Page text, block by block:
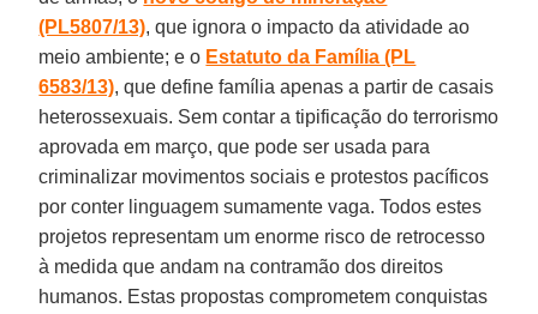
(PL5807/13), que ignora o impacto da atividade ao
meio ambiente; e o Estatuto da Família (PL
6583/13), que define família apenas a partir de casais
heterossexuais. Sem contar a tipificação do terrorismo
aprovada em março, que pode ser usada para
criminalizar movimentos sociais e protestos pacíficos
por conter linguagem sumamente vaga. Todos estes
projetos representam um enorme risco de retrocesso
à medida que andam na contramão dos direitos
humanos. Estas propostas comprometem conquistas